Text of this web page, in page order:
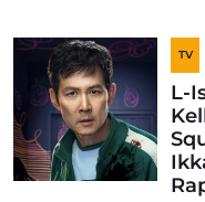
TV
L-